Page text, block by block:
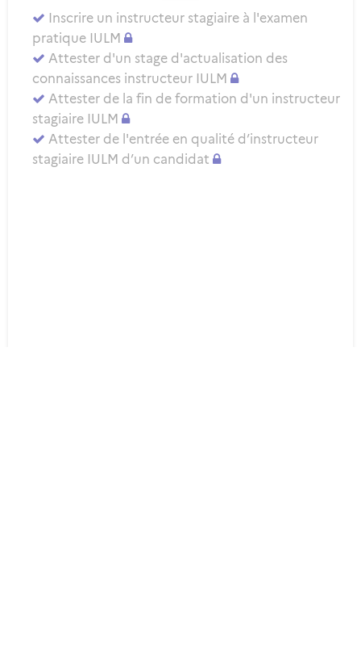
Inscrire un instructeur stagiaire à l'examen
pratique IULM
Attester d'un stage d'actualisation des
connaissances instructeur IULM
Attester de la fin de formation d'un instructeur
stagiaire IULM
Attester de l'entrée en qualité d’instructeur
stagiaire IULM d’un candidat